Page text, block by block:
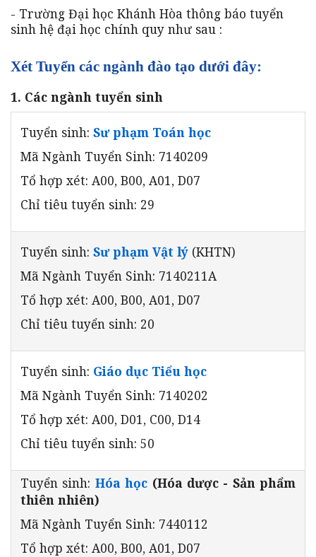
- Trường Đại học Khánh Hòa thông báo tuyển
sinh hệ đại học chính quy như sau :
Xét Tuyển các ngành đào tạo dưới đây:
1. Các ngành tuyển sinh
Tuyển sinh: Sư phạm Toán học
Mã Ngành Tuyển Sinh: 7140209
Tổ hợp xét: A00, B00, A01, D07
Chỉ tiêu tuyển sinh: 29
Tuyển sinh: Sư phạm Vật lý (KHTN)
Mã Ngành Tuyển Sinh: 7140211A
Tổ hợp xét: A00, B00, A01, D07
Chỉ tiêu tuyển sinh: 20
Tuyển sinh: Giáo dục Tiểu học
Mã Ngành Tuyển Sinh: 7140202
Tổ hợp xét: A00, D01, C00, D14
Chỉ tiêu tuyển sinh: 50
Tuyển sinh: Hóa học (Hóa dược - Sản phẩm
thiên nhiên)
Mã Ngành Tuyển Sinh: 7440112
Tổ hợp xét: A00, B00, A01, D07